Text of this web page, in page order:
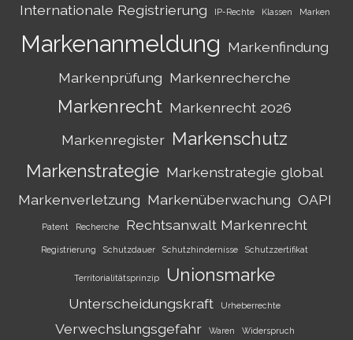
Internationale Registrierung IP-Rechte Klassen Marken
Markenanmeldung Markenfindung
Markenprüfung Markenrecherche
Markenrecht Markenrecht 2026
Markenregister Markenschutz
Markenstrategie Markenstrategie global
Markenverletzung Markenüberwachung OAPI
Patent Recherche Rechtsanwalt Markenrecht
Registrierung Schutzdauer Schutzhindernisse Schutzzertifikat
Territorialitätsprinzip Unionsmarke
Unterscheidungskraft Urheberrechte
Verwechslungsgefahr Waren Widerspruch